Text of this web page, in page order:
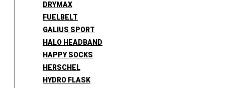
DRYMAX
FUELBELT
GALIUS SPORT
HALO HEADBAND
HAPPY SOCKS
HERSCHEL
HYDRO FLASK